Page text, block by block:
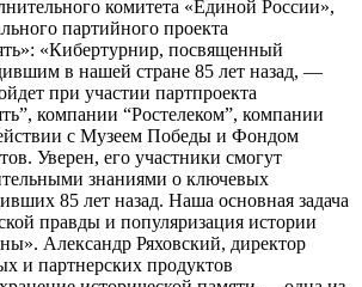
комитета «Единой России»,
партийного проекта
«Кибертурнир, посвященный
в нашей стране 85 лет назад, —
при участии партпроекта
компании “Ростелеком”, компании
с Музеем Победы и Фондом
Уверен, его участники смогут
знаниями о ключевых
85 лет назад. Наша основная задача
правды и популяризация истории
Александр Ряховский, директор
и партнерских продуктов